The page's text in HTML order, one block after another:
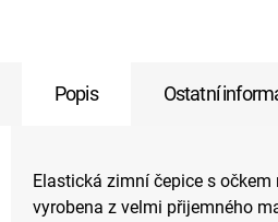
Popis Ostatní
Elastická zimní čepice s
vyrobena z velmi přijemného